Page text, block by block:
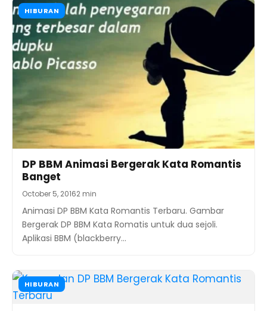
HIBURAN
DP BBM Animasi Bergerak Kata Romantis
Banget
October 5, 20162 min
Animasi DP BBM Kata Romantis Terbaru. Gambar
Bergerak DP BBM Kata Romatis untuk dua sejoli.
Aplikasi BBM (blackberry…
HIBURAN